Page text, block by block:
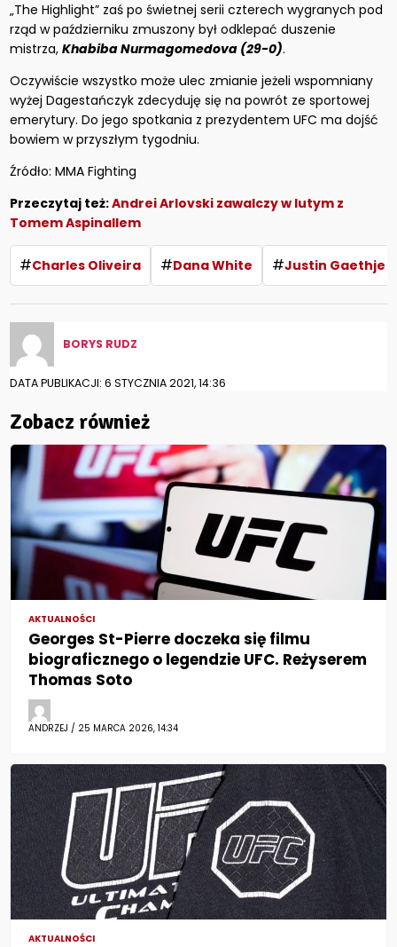
„The Highlight” zaś po świetnej serii czterech wygranych pod
rząd w październiku zmuszony był odklepać duszenie
mistrza,Khabiba Nurmagomedova (29-0).
Oczywiście wszystko może ulec zmianie jeżeli wspomniany
wyżej Dagestańczyk zdecyduję się na powrót ze sportowej
emerytury. Do jego spotkania z prezydentem UFC ma dojść
bowiem w przyszłym tygodniu.
Źródło: MMA Fighting
Przeczytaj też:Andrei Arlovski zawalczy w lutym z
Tomem Aspinallem
#Charles Oliveira #Dana White #Justin Gaethje
BORYS RUDZ
DATA PUBLIKACJI: 6 STYCZNIA 2021, 14:36
Zobacz również
AKTUALNOŚCI
Georges St-Pierre doczeka się filmu
biograficznego o legendzie UFC. Reżyserem
Thomas Soto
ANDRZEJ / 25 MARCA 2026, 14:34
AKTUALNOŚCI